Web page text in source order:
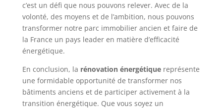
c’est un défi que nous pouvons relever. Avec de la
volonté, des moyens et de l’ambition, nous pouvons
transformer notre parc immobilier ancien et faire de
la France un pays leader en matière d’efficacité
énergétique.
En conclusion, la rénovation énergétiquereprésente
une formidable opportunité de transformer nos
bâtiments anciens et de participer activement à la
transition énergétique. Que vous soyez un